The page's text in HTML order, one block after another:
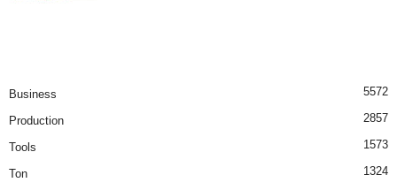
Business 5572
Production 2857
Tools 1573
Ton 1324